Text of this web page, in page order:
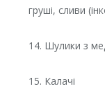
груші, сливи
14. Шулики з
15. Калачі